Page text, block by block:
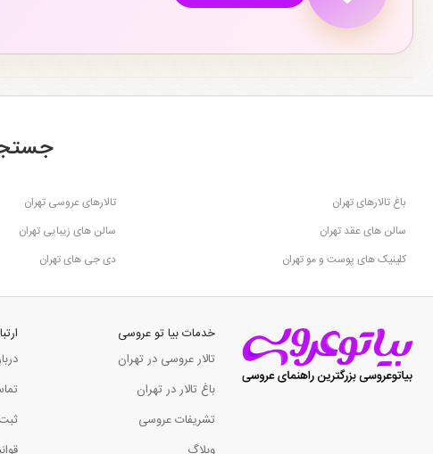
باغ تالارهای تهران تالارهای عروسی تهران
سالن های عقد تهران
سالن های زیبایی تهران
کلینیک های پوست و مو تهران
دی جی های تهران
خدمات بیا تو عروسی
تالار عروسی در تهران
باغ تالار در تهران
تشریفات عروسی